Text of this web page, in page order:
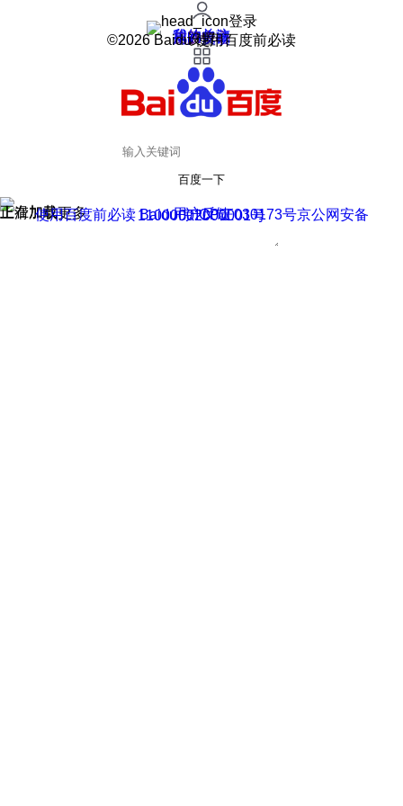
登录
我的关注
我的收藏
皮肤中心
用户反馈
设置
©2026 Baidu 使用百度前必读
百度一下
正在加载
上滑加载更多 用户反馈
使用百度前必读 Baidu 京ICP证030173号
京公网安备11000002000001号